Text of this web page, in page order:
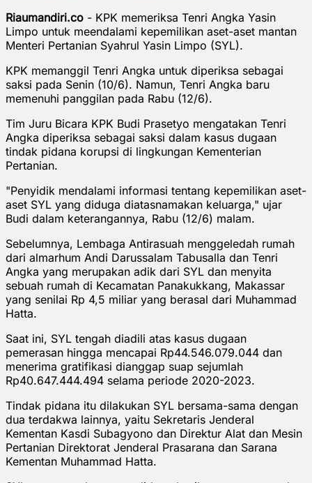
Riaumandiri.co - KPK memeriksa Tenri Angka Yasin
Limpo untuk meendalami kepemilikan aset-aset mantan
Menteri Pertanian Syahrul Yasin Limpo (SYL).
KPK memanggil Tenri Angka untuk diperiksa sebagai
saksi pada Senin (10/6). Namun, Tenri Angka baru
memenuhi panggilan pada Rabu (12/6).
Tim Juru Bicara KPK Budi Prasetyo mengatakan Tenri
Angka diperiksa sebagai saksi dalam kasus dugaan
tindak pidana korupsi di lingkungan Kementerian
Pertanian.
"Penyidik mendalami informasi tentang kepemilikan aset-
aset SYL yang diduga diatasnamakan keluarga," ujar
Budi dalam keterangannya, Rabu (12/6) malam.
Sebelumnya, Lembaga Antirasuah menggeledah rumah
dari almarhum Andi Darussalam Tabusalla dan Tenri
Angka yang merupakan adik dari SYL dan menyita
sebuah rumah di Kecamatan Panakukkang, Makassar
yang senilai Rp 4,5 miliar yang berasal dari Muhammad
Hatta.
Saat ini, SYL tengah diadili atas kasus dugaan
pemerasan hingga mencapai Rp44.546.079.044 dan
menerima gratifikasi dianggap suap sejumlah
Rp40.647.444.494 selama periode 2020-2023.
Tindak pidana itu dilakukan SYL bersama-sama dengan
dua terdakwa lainnya, yaitu Sekretaris Jenderal
Kementan Kasdi Subagyono dan Direktur Alat dan Mesin
Pertanian Direktorat Jenderal Prasarana dan Sarana
Kementan Muhammad Hatta.